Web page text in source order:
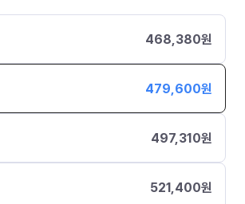
468,380원
479,600원
497,310원
521,400원